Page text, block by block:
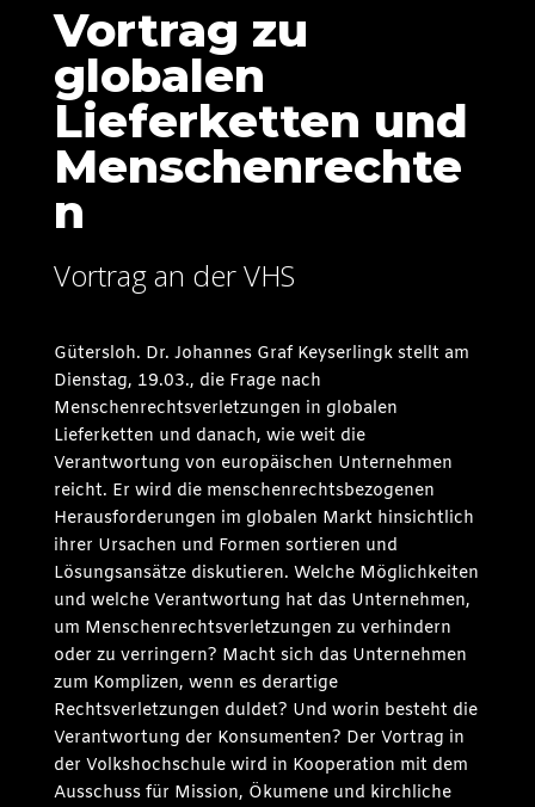
Vortrag zu
globalen
Lieferketten und
Menschenrechte
n
Vortrag an der VHS
Gütersloh. Dr. Johannes Graf Keyserlingk stellt am
Dienstag, 19.03., die Frage nach
Menschenrechtsverletzungen in globalen
Lieferketten und danach, wie weit die
Verantwortung von europäischen Unternehmen
reicht. Er wird die menschenrechtsbezogenen
Herausforderungen im globalen Markt hinsichtlich
ihrer Ursachen und Formen sortieren und
Lösungsansätze diskutieren. Welche Möglichkeiten
und welche Verantwortung hat das Unternehmen,
um Menschenrechtsverletzungen zu verhindern
oder zu verringern? Macht sich das Unternehmen
zum Komplizen, wenn es derartige
Rechtsverletzungen duldet? Und worin besteht die
Verantwortung der Konsumenten? Der Vortrag in
der Volkshochschule wird in Kooperation mit dem
Ausschuss für Mission, Ökumene und kirchliche